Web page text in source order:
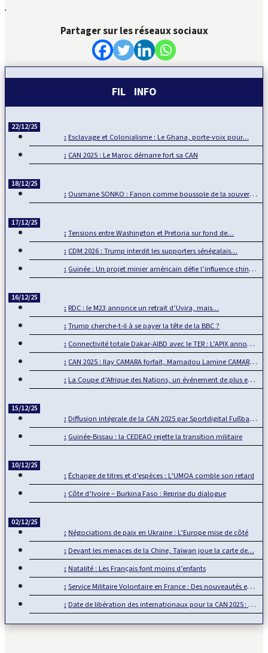
.
Partager sur les réseaux sociaux
FIL INFO
22/12/25
Esclavage et Colonialisme : Le Ghana, porte-voix pour…
CAN 2025 : Le Maroc démarre fort sa CAN
18/12/25
Ousmane SONKO : Fanon comme boussole de la souveraineté…
17/12/25
Tensions entre Washington et Pretoria sur fond de…
CDM 2026 : Trump interdit les supporters sénégalais…
Guinée : Un projet minier américain défie l’influence chinoise
16/12/25
RDC : le M23 annonce un retrait d’Uvira, mais…
Trump cherche-t-il à se payer la tête de la BBC ?
Connectivité totale Dakar-AIBD avec le TER : L’APIX annonce…
CAN 2025 : Ilay CAMARA forfait, Mamadou Lamine CAMARA…
La Coupe d’Afrique des Nations, un événement de plus en plus…
15/12/25
Diffusion intégrale de la CAN 2025 par Sportdigital Fußball, le…
Guinée-Bissau : la CEDEAO rejette la transition militaire
10/12/25
Échange de titres et d’espèces : L’UMOA comble son retard
Côte d’Ivoire – Burkina Faso : Reprise du dialogue
02/12/25
Négociations de paix en Ukraine : L’Europe mise de côté
Devant les menaces de la Chine, Taïwan joue la carte de…
Natalité : Les Français font moins d’enfants
Service Militaire Volontaire en France : Des nouveautés en 2025
Date de libération des internationaux pour la CAN 2025 : Rumeur ou…